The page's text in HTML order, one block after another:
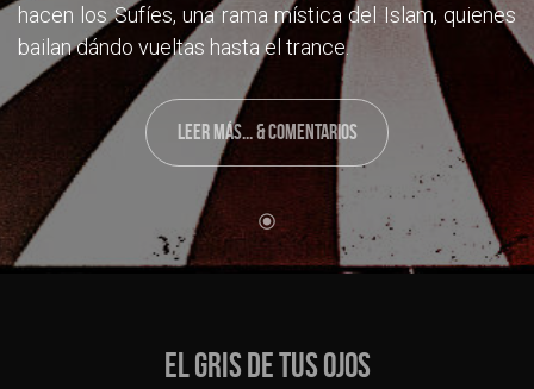
hacen los Sufíes, una rama mística del Islam, quienes
bailan dándo vueltas hasta el trance.
LEER MÁS... & COMENTARIOS
EL GRIS DE TUS OJOS